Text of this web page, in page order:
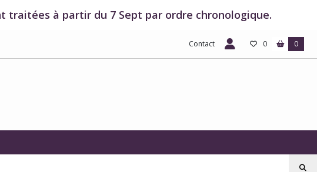
traitées à partir du 7 Sept par ordre chronologique.
Contact 0 0